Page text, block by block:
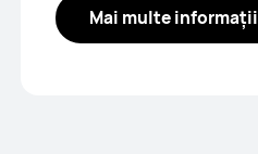
Mai multe informații